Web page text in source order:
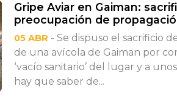
Gripe Aviar en Gaiman:
preocupación de
05 ABR - Se dispuso el sacrificio
de una avícola de Gaiman por
‘vacío sanitario’ del lugar y a
hay que saber de...